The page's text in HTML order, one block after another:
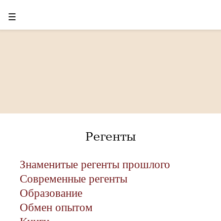
☰
Регенты
Знаменитые регенты прошлого
Современные регенты
Образование
Обмен опытом